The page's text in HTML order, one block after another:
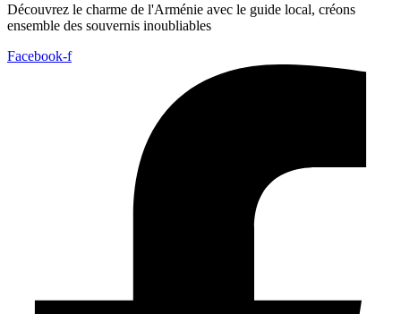
Découvrez le charme de l'Arménie avec le guide local, créons
ensemble des souvernis inoubliables
Facebook-f